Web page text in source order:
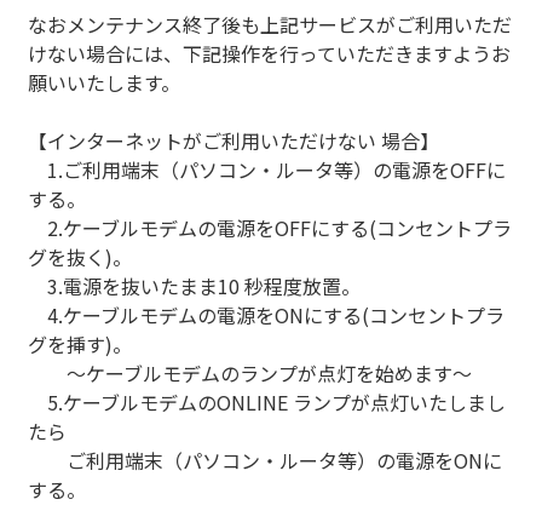
なおメンテナンス終了後も上記サービスがご利用いただ
けない場合には、下記操作を行っていただきますようお
願いいたします。
【インターネットがご利用いただけない 場合】
1.ご利用端末（パソコン・ルータ等）の電源をOFFに
する。
2.ケーブルモデムの電源をOFFにする(コンセントプラ
グを抜く)。
3.電源を抜いたまま10 秒程度放置。
4.ケーブルモデムの電源をONにする(コンセントプラ
グを挿す)。
～ケーブルモデムのランプが点灯を始めます～
5.ケーブルモデムのONLINE ランプが点灯いたしまし
たら
ご利用端末（パソコン・ルータ等）の電源をONに
する。